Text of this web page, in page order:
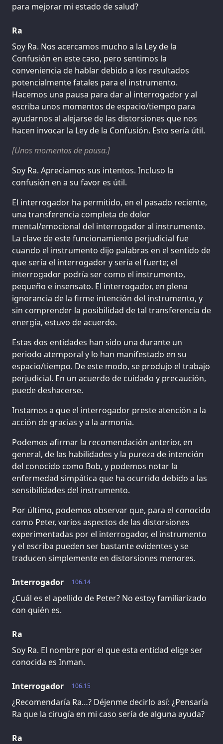
para mejorar mi estado de salud?
Ra
Soy Ra. Nos acercamos mucho a la Ley de la
Confusión en este caso, pero sentimos la
conveniencia de hablar debido a los resultados
potencialmente fatales para el instrumento.
Hacemos una pausa para dar al interrogador y al
escriba unos momentos de espacio/tiempo para
ayudarnos al alejarse de las distorsiones que nos
hacen invocar la Ley de la Confusión. Esto sería útil.
[Unos momentos de pausa.]
Soy Ra. Apreciamos sus intentos. Incluso la
confusión en a su favor es útil.
El interrogador ha permitido, en el pasado reciente,
una transferencia completa de dolor
mental/emocional del interrogador al instrumento.
La clave de este funcionamiento perjudicial fue
cuando el instrumento dijo palabras en el sentido de
que sería el interrogador y sería el fuerte; el
interrogador podría ser como el instrumento,
pequeño e insensato. El interrogador, en plena
ignorancia de la firme intención del instrumento, y
sin comprender la posibilidad de tal transferencia de
energía, estuvo de acuerdo.
Estas dos entidades han sido una durante un
periodo atemporal y lo han manifestado en su
espacio/tiempo. De este modo, se produjo el trabajo
perjudicial. En un acuerdo de cuidado y precaución,
puede deshacerse.
Instamos a que el interrogador preste atención a la
acción de gracias y a la armonía.
Podemos afirmar la recomendación anterior, en
general, de las habilidades y la pureza de intención
del conocido como Bob, y podemos notar la
enfermedad simpática que ha ocurrido debido a las
sensibilidades del instrumento.
Por último, podemos observar que, para el conocido
como Peter, varios aspectos de las distorsiones
experimentadas por el interrogador, el instrumento
y el escriba pueden ser bastante evidentes y se
traducen simplemente en distorsiones menores.
106.14
Interrogador
¿Cuál es el apellido de Peter? No estoy familiarizado
con quién es.
Ra
Soy Ra. El nombre por el que esta entidad elige ser
conocida es Inman.
106.15
Interrogador
¿Recomendaría Ra…? Déjenme decirlo así: ¿Pensaría
Ra que la cirugía en mi caso sería de alguna ayuda?
Ra